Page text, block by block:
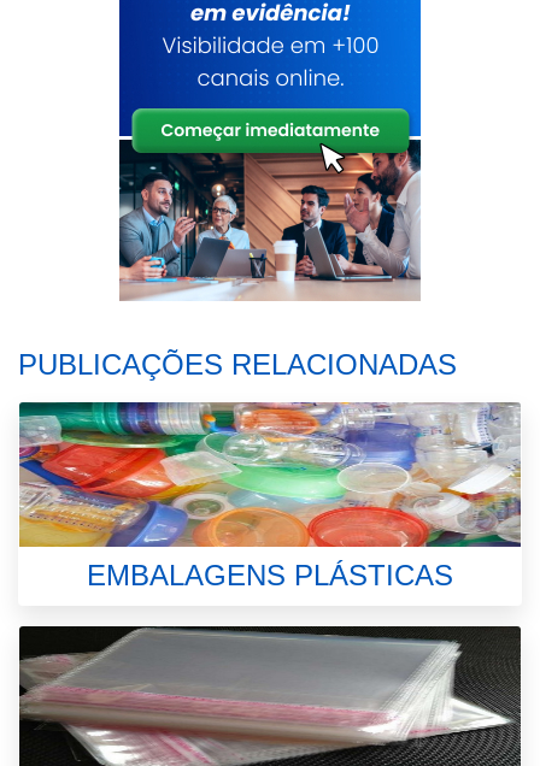
PUBLICAÇÕES RELACIONADAS
EMBALAGENS PLÁSTICAS